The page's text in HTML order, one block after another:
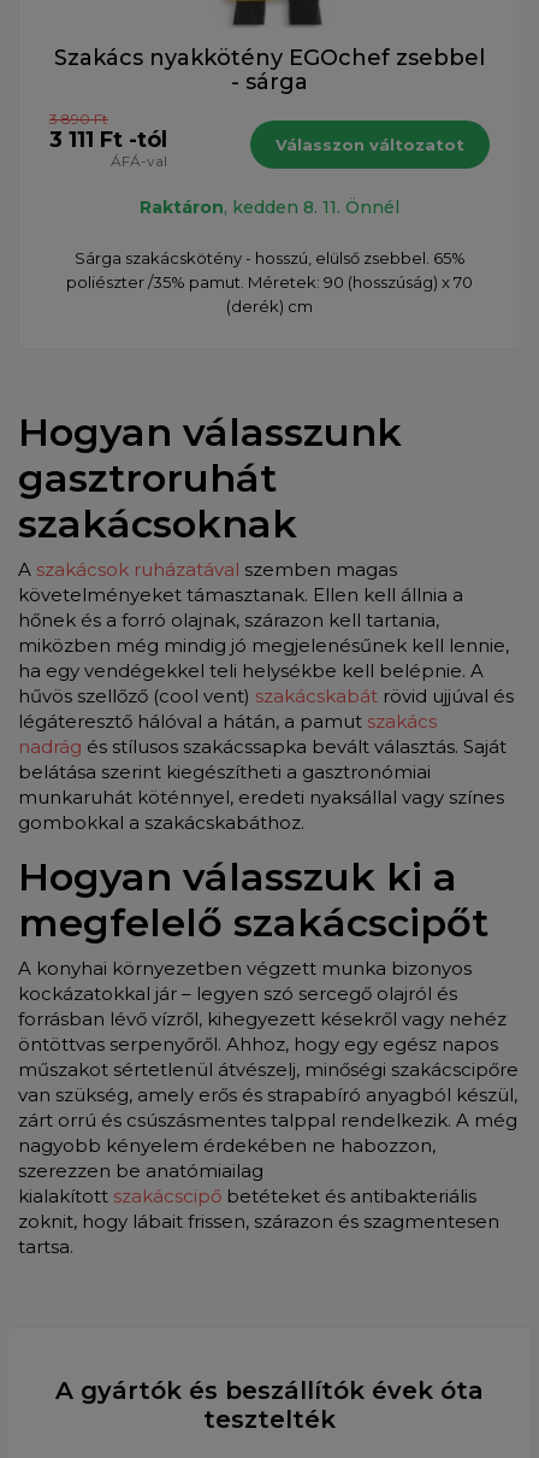
Szakács nyakkötény EGOchef zsebbel
- sárga
3 890 Ft
3 111 Ft -tól
ÁFÁ-val
Válasszon változatot
Raktáron, kedden 8. 11. Önnél
Sárga szakácskötény - hosszú, elülső zsebbel. 65%
poliészter /35% pamut. Méretek: 90 (hosszúság) x 70
(derék) cm
Hogyan válasszunk
gasztroruhát
szakácsoknak
A szakácsok ruházatával szemben magas
követelményeket támasztanak. Ellen kell állnia a
hőnek és a forró olajnak, szárazon kell tartania,
miközben még mindig jó megjelenésűnek kell lennie,
ha egy vendégekkel teli helysékbe kell belépnie. A
hűvös szellőző (cool vent) szakácskabát rövid ujjúval és
légáteresztő hálóval a hátán, a pamut szakács
nadrág és stílusos szakácssapka bevált választás. Saját
belátása szerint kiegészítheti a gasztronómiai
munkaruhát köténnyel, eredeti nyaksállal vagy színes
gombokkal a szakácskabáthoz.
Hogyan válasszuk ki a
megfelelő szakácscipőt
A konyhai környezetben végzett munka bizonyos
kockázatokkal jár – legyen szó sercegő olajról és
forrásban lévő vízről, kihegyezett késekről vagy nehéz
öntöttvas serpenyőről. Ahhoz, hogy egy egész napos
műszakot sértetlenül átvészelj, minőségi szakácscipőre
van szükség, amely erős és strapabíró anyagból készül,
zárt orrú és csúszásmentes talppal rendelkezik. A még
nagyobb kényelem érdekében ne habozzon,
szerezzen be anatómiailag
kialakított szakácscipő betéteket és antibakteriális
zoknit, hogy lábait frissen, szárazon és szagmentesen
tartsa.
A gyártók és beszállítók évek óta
tesztelték